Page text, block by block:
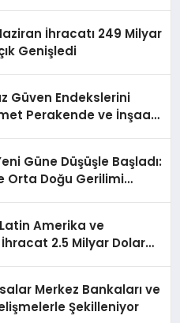
İhracatı 249 Milyar
Genişledi
Güven Endekslerini
Perakende ve İnşaat
Güne Düşüşle Başladı:
Orta Doğu Gerilimi
Amerika ve
2.5 Milyar Dolara
Merkez Bankaları ve
Şekilleniyor